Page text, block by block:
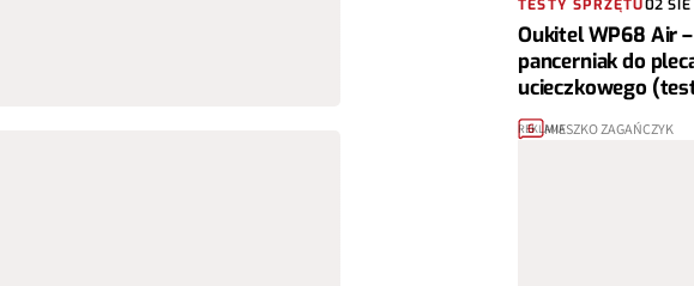
TESTY SPRZĘTU02
Oukitel WP68 Air
pancerniak do
ucieczkowego
6 MIESZKO ZAGAŃCZYK